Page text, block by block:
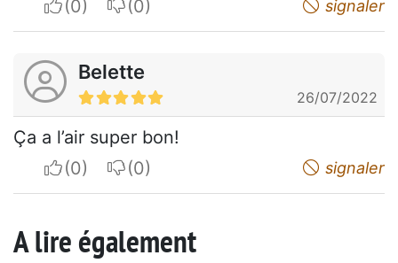
I apreciateI do not appreciate signaler
Belette
26/07/2022
Ça a l’air super bon!
I apreciateI do not appreciate signaler
A lire également